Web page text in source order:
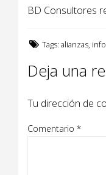
BD Consultores
Tags:alianzas,
Deja una
Tu dirección de
Comentario *